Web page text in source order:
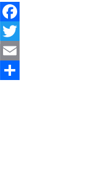
Facebook
Twitter
Email